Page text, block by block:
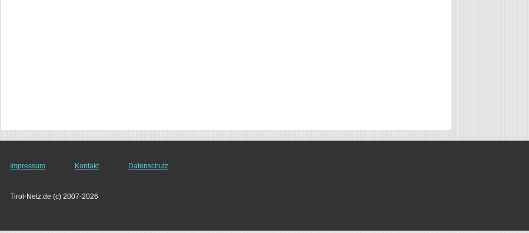
Impressum Kontakt Datenschutz
Tirol-Netz.de (c) 2007-2026